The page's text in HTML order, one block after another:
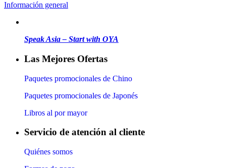
Información general
Speak Asia – Start with OYA
Las Mejores Ofertas
Paquetes promocionales de Chino
Paquetes promocionales de Japonés
Libros al por mayor
Servicio de atención al cliente
Quiénes somos